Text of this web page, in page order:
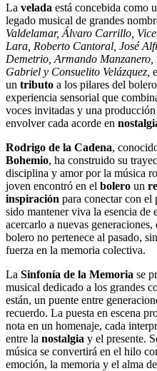
La velada está concebida como
legado musical de grandes
Valdelamar, Álvaro Carrillo,
Lara, Roberto Cantoral, José
Demetrio, Armando
Gabriel y Consuelito Velázquez,
un tributo a los pilares del
experiencia sensorial que
voces invitadas y una producción
envolver cada acorde en
Rodrigo de la Cadena,
Bohemio, ha construido su
disciplina y amor por la música
joven encontró en el bolero un
inspiración para conectar con
sido mantener viva la esencia de
acercarlo a nuevas
bolero no pertenece al pasado,
fuerza en la memoria colectiva.
La Sinfonía de la Memoria se
musical dedicado a los grandes
están, un puente entre
recuerdo. La puesta en escena
nota en un homenaje, cada
entre la nostalgia y el presente.
música se convertirá en el hilo
emoción, la memoria y el alma